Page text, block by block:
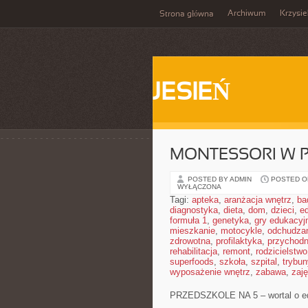
Strona główna Archiwum
JESIEŃ
MONTESSORI W
POSTED BY ADMIN POSTED
WYŁĄCZONA
Tagi: apteka, aranżacja wnętrz,
diagnostyka, dieta, dom, dzieci,
formuła 1, genetyka, gry
mieszkanie, motocykle,
zdrowotna, profilaktyka,
rehabilitacja, remont, rodzicielstwo
superfoods, szkoła, szpital ,
wyposażenie wnętrz, zabawa,
PRZEDSZKOLE NA 5 – wortal o